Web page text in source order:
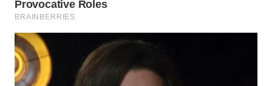
WN
BINJAI
WN
CIREBON